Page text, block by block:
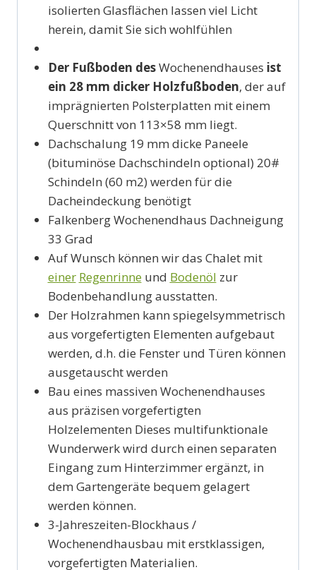
isolierten Glasflächen lassen viel Licht
herein, damit Sie sich wohlfühlen
Der Fußboden desWochenendhauses ist
ein 28 mm dicker Holzfußboden, der auf
imprägnierten Polsterplatten mit einem
Querschnitt von 113×58 mm liegt.
Dachschalung 19 mm dicke Paneele
(bituminöse Dachschindeln optional) 20#
Schindeln (60 m2) werden für die
Dacheindeckung benötigt
Falkenberg Wochenendhaus Dachneigung
33 Grad
Auf Wunsch können wir das Chalet mit
einer Regenrinneund Bodenöl zur
Bodenbehandlung ausstatten.
Der Holzrahmen kann spiegelsymmetrisch
aus vorgefertigten Elementen aufgebaut
werden, d.h. die Fenster und Türen können
ausgetauscht werden
Bau eines massiven Wochenendhauses
aus präzisen vorgefertigten
Holzelementen Dieses multifunktionale
Wunderwerk wird durch einen separaten
Eingang zum Hinterzimmer ergänzt, in
dem Gartengeräte bequem gelagert
werden können.
3-Jahreszeiten-Blockhaus /
Wochenendhausbau mit erstklassigen,
vorgefertigten Materialien.